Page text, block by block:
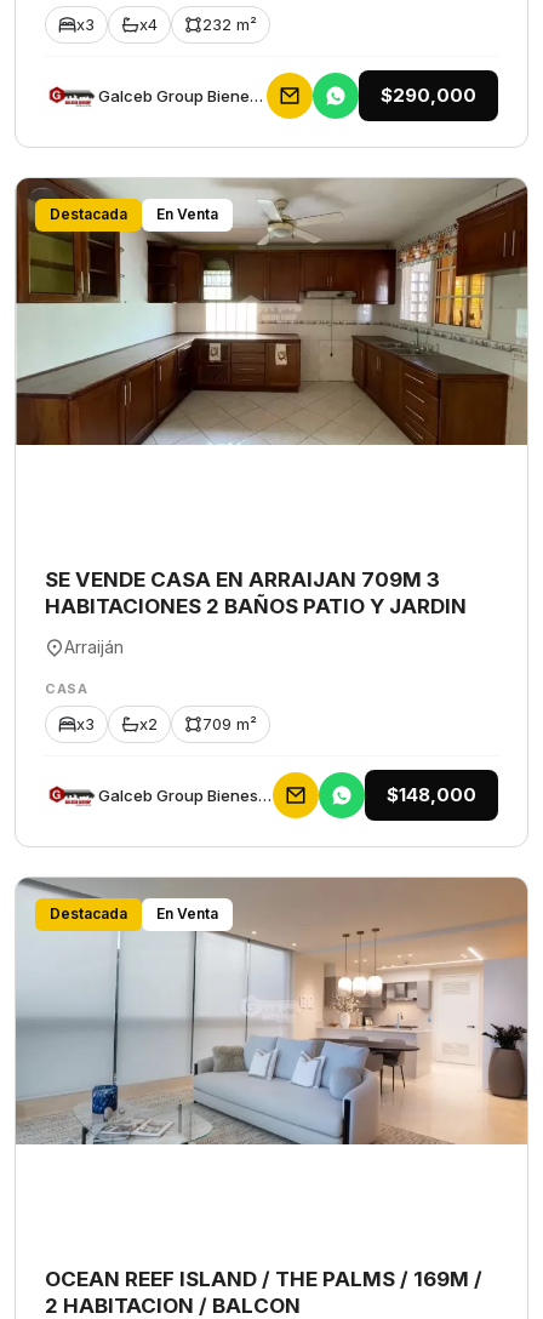
x3 x4 232 m²
Galceb Group Bienes Raices $290,000
Destacada En Venta
SE VENDE CASA EN ARRAIJAN 709M 3
HABITACIONES 2 BAÑOS PATIO Y JARDIN
Arraiján
CASA
x3 x2 709 m²
Galceb Group Bienes Raices $148,000
Destacada En Venta
OCEAN REEF ISLAND / THE PALMS / 169M /
2 HABITACION / BALCON